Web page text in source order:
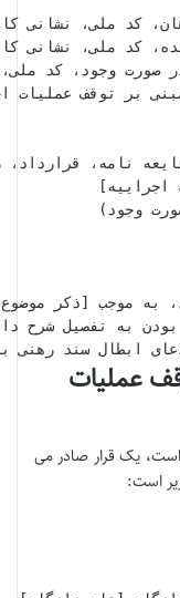
...، یا اعتراض به حکم غیابی
عملیات
یک قرار صادر می
است: